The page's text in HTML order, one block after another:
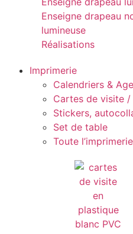
Enseigne drapeau
lumineuse
Réalisations
Imprimerie
Calendriers &
Cartes de visite
Stickers,
Set de table
Toute l’imprimerie